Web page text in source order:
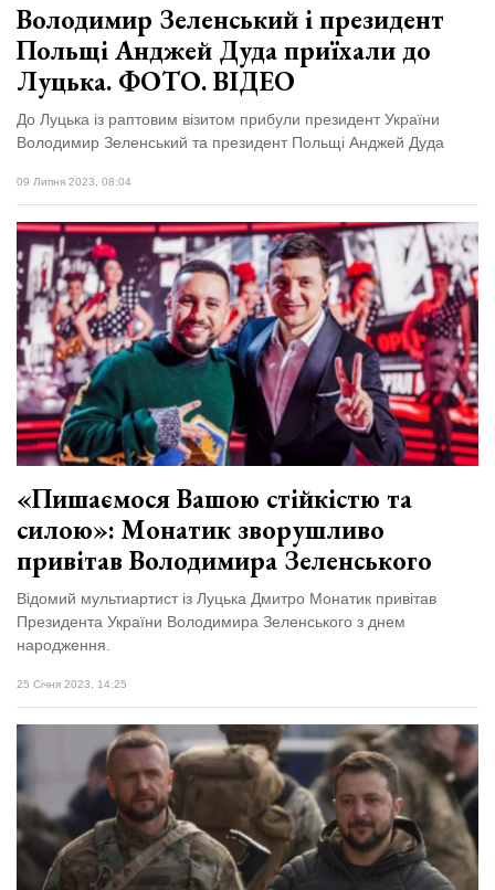
Володимир Зеленський і президент
Польщі Анджей Дуда приїхали до
Луцька. ФОТО. ВІДЕО
До Луцька із раптовим візитом прибули президент України
Володимир Зеленський та президент Польщі Анджей Дуда
09 Липня 2023, 08:04
«Пишаємося Вашою стійкістю та
силою»: Монатик зворушливо
привітав Володимира Зеленського
Відомий мультиартист із Луцька Дмитро Монатик привітав
Президента України Володимира Зеленського з днем
народження.
25 Січня 2023, 14:25